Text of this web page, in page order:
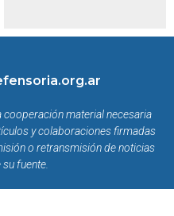
material necesaria
y colaboraciones firmadas
o retransmisión de noticias
fuente.